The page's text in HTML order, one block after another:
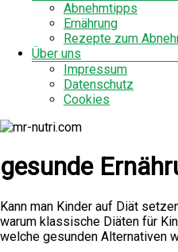
Abnehmtipps
Ernährung
Rezepte zum
Über uns
Impressum
Datenschutz
Cookies
gesunde
Kann man Kinder auf Diät
warum klassische Diäten für
welche gesunden Alternativen